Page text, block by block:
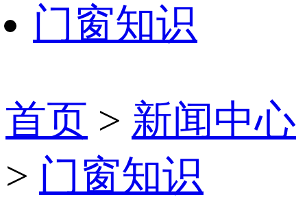
门窗知识
首页 > 新闻中心
> 门窗知识